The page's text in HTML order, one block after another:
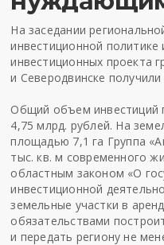
На заседании
инвестиционной политике
инвестиционных проекта
и Северодвинске
Общий объем инвестиций
4,75 млрд. рублей. На
площадью 7,1 га Группа
тыс. кв. м современного
областным законом «О
инвестиционной
земельные участки в
обязательствами
и передать региону не